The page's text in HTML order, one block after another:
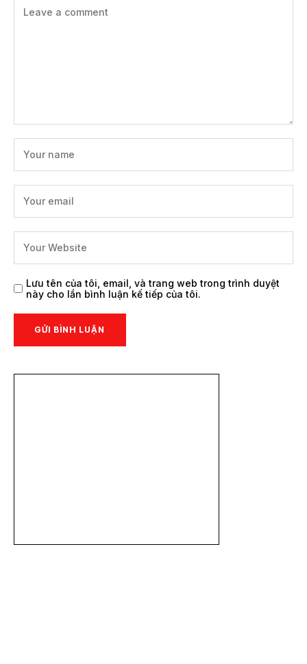
Lưu tên của tôi, email, và trang web trong trình duyệt
này cho lần bình luận kế tiếp của tôi.